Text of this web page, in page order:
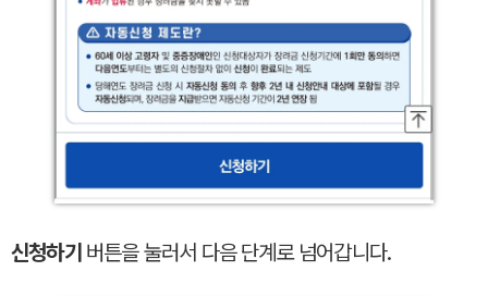
신청하기 버튼을 눌러서 다음 단계로 넘어갑니다.